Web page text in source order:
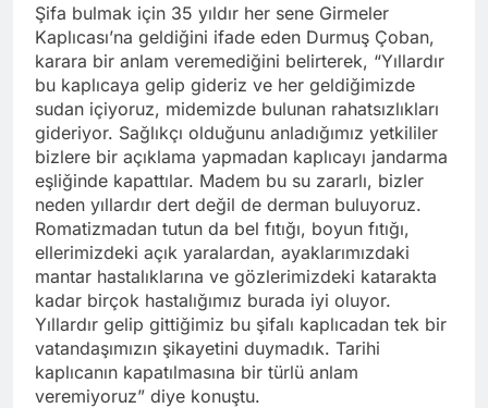
Şifa bulmak için 35 yıldır her sene Girmeler
Kaplıcası’na geldiğini ifade eden Durmuş Çoban,
karara bir anlam veremediğini belirterek, “Yıllardır
bu kaplıcaya gelip gideriz ve her geldiğimizde
sudan içiyoruz, midemizde bulunan rahatsızlıkları
gideriyor. Sağlıkçı olduğunu anladığımız yetkililer
bizlere bir açıklama yapmadan kaplıcayı jandarma
eşliğinde kapattılar. Madem bu su zararlı, bizler
neden yıllardır dert değil de derman buluyoruz.
Romatizmadan tutun da bel fıtığı, boyun fıtığı,
ellerimizdeki açık yaralardan, ayaklarımızdaki
mantar hastalıklarına ve gözlerimizdeki katarakta
kadar birçok hastalığımız burada iyi oluyor.
Yıllardır gelip gittiğimiz bu şifalı kaplıcadan tek bir
vatandaşımızın şikayetini duymadık. Tarihi
kaplıcanın kapatılmasına bir türlü anlam
veremiyoruz” diye konuştu.